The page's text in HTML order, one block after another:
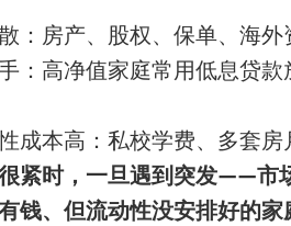
：房产、股权、保单、海
：高净值家庭常用低息贷
成本高：私校学费、多套
紧时，一旦遇到突发——
钱、但流动性没安排好的家